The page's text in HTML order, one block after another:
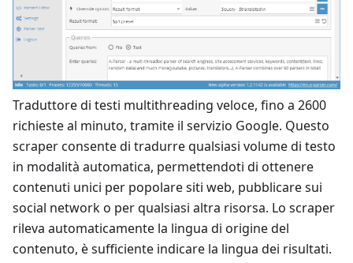
Traduttore di testi multithreading veloce, fino a 2600
richieste al minuto, tramite il servizio Google. Questo
scraper consente di tradurre qualsiasi volume di testo
in modalità automatica, permettendoti di ottenere
contenuti unici per popolare siti web, pubblicare sui
social network o per qualsiasi altra risorsa. Lo scraper
rileva automaticamente la lingua di origine del
contenuto, è sufficiente indicare la lingua dei risultati.